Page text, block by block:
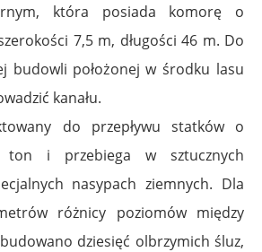
która posiada komorę o
7,5 m, długości 46 m. Do
budowli położonej w środku lasu
kanału.
do przepływu statków o
ton i przebiega w sztucznych
nasypach ziemnych. Dla
różnicy poziomów między
dziesięć olbrzymich śluz,